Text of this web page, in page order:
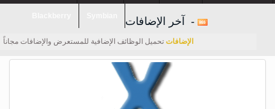
آخر الإضافات -
الإضافات تحميل الوظائف الإضافية للمستعرض والإضافات مجاناً